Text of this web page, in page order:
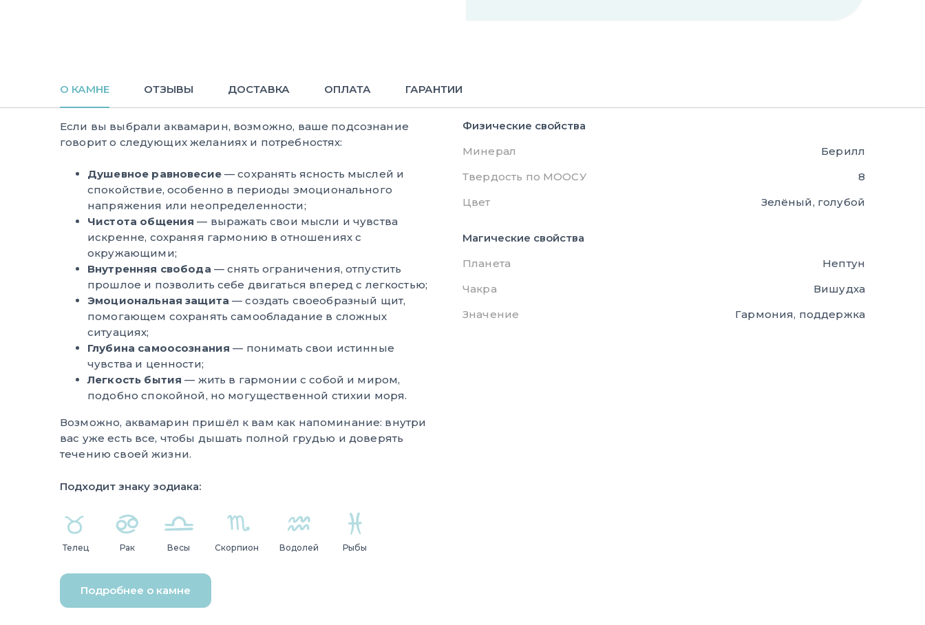
О КАМНЕ ОТЗЫВЫ ДОСТАВКА ОПЛАТА ГАРАНТИИ
Если вы выбрали аквамарин, возможно, ваше подсознание
говорит о следующих желаниях и потребностях:
Душевное равновесие— сохранять ясность мыслей и
спокойствие, особенно в периоды эмоционального
напряжения или неопределенности;
Чистота общения — выражать свои мысли и чувства
искренне, сохраняя гармонию в отношениях с
окружающими;
Внутренняя свобода — снять ограничения, отпустить
прошлое и позволить себе двигаться вперед с легкостью;
Эмоциональная защита — создать своеобразный щит,
помогающем сохранять самообладание в сложных
ситуациях;
Глубина самоосознания — понимать свои истинные
чувства и ценности;
Легкость бытия — жить в гармонии с собой и миром,
подобно спокойной, но могущественной стихии моря.
Возможно, аквамарин пришёл к вам как напоминание: внутри
вас уже есть все, чтобы дышать полной грудью и доверять
течению своей жизни.
Подходит знаку зодиака:
Телец Рак Весы Скорпион Водолей Рыбы
Подробнее о камне
Физические свойства
Минерал
Берилл
Твердость по МООСУ
8
Цвет
Зелёный, голубой
Магические свойства
Планета
Нептун
Чакра
Вишудха
Значение
Гармония, поддержка